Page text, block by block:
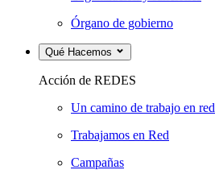
Órgano de gobierno
Qué Hacemos
Acción de REDES
Un camino de trabajo en red
Trabajamos en Red
Campañas